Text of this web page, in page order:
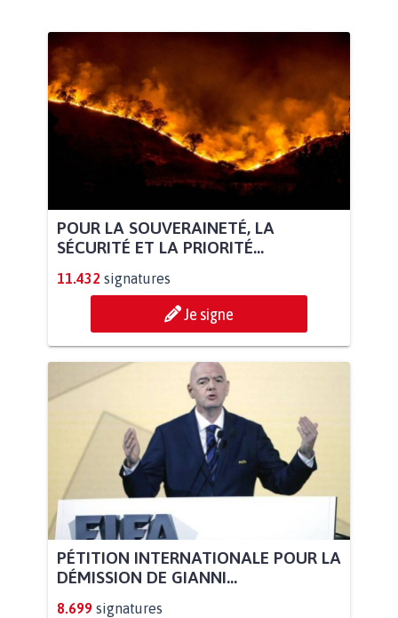
POUR LA SOUVERAINETÉ, LA
SÉCURITÉ ET LA PRIORITÉ...
11.432 signatures
Je signe
PÉTITION INTERNATIONALE POUR LA
DÉMISSION DE GIANNI...
8.699 signatures